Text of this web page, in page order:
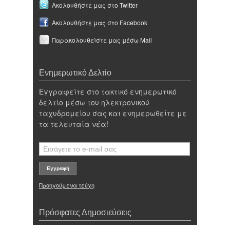
Ακολουθήστε μας στο Twitter
Ακολουθήστε μας στο Facebook
Παρακολουθείστε μας μέσω Mail
Ενημερωτικό Δελτίο
Εγγραφείτε στο τακτικό ενημερωτικό
δελτίο μέσω του ηλεκτρονικού
ταχυδρομείου σας και ενημερωθείτε με
τα τελευταία νέα!
Προηγούμενα τεύχη
Πρόσφατες Δημοσιεύσεις